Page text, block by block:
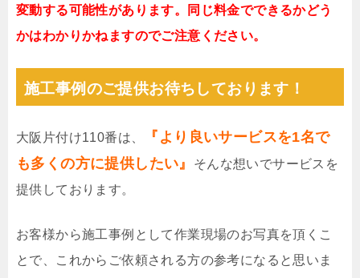
変動する可能性があります。同じ料金でできるかどう
かはわかりかねますのでご注意ください。
施工事例のご提供お待ちしております！
大阪片付け110番は、
『より良いサービスを1名で
も多くの方に提供したい』
そんな想いでサービスを
提供しております。
お客様から施工事例として作業現場のお写真を頂くこ
とで、これからご依頼される方の参考になると思いま